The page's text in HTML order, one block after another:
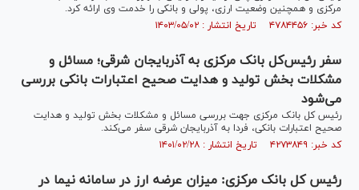
مرکزی و همچنین وضعیت ارزی، پولی و بانکی را خدمت وی ارائه کرد.
کد خبر: ۴۷۸۴۴۵۶ تاریخ انتشار : ۱۴۰۳/۰۵/۰۲
سفر رئیس‌کل‌ بانک مرکزی به آذربایجان شرقی؛ مسائل و
مشکلات بخش تولید و هدایت صحیح اعتبارات بانکی بررسی
می‌شود
رئیس‌ کل‌ بانک مرکزی جهت بررسی مسائل و مشکلات بخش تولید و هدایت
صحیح اعتبارات بانکی، فردا به آذربایجان شرقی سفر می‌کند.
کد خبر: ۴۲۷۳۸۴۹ تاریخ انتشار : ۱۴۰۱/۰۲/۲۸
رئیس کل بانک مرکزی: میزان عرضه ارز در سامانه نیما در